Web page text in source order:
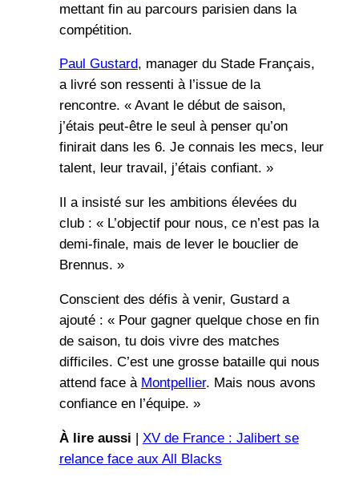
mettant fin au parcours parisien dans la
compétition.
Paul Gustard, manager du Stade Français,
a livré son ressenti à l’issue de la
rencontre. « Avant le début de saison,
j’étais peut-être le seul à penser qu’on
finirait dans les 6. Je connais les mecs, leur
talent, leur travail, j’étais confiant. »
Il a insisté sur les ambitions élevées du
club : « L’objectif pour nous, ce n’est pas la
demi-finale, mais de lever le bouclier de
Brennus. »
Conscient des défis à venir, Gustard a
ajouté : « Pour gagner quelque chose en fin
de saison, tu dois vivre des matches
difficiles. C’est une grosse bataille qui nous
attend face à Montpellier. Mais nous avons
confiance en l’équipe. »
À lire aussi | XV de France : Jalibert se
relance face aux All Blacks